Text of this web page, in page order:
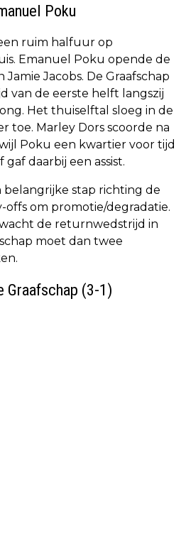
Poku
ruim halfuur op
Emanuel Poku opende de
Jacobs. De Graafschap
van de eerste helft langszij
Het thuiselftal sloeg in de
toe. Marley Dors scoorde na
Poku een kwartier voor tijd
gaf daarbij een assist.
belangrijke stap richting de
offs om promotie/degradatie.
de returnwedstrijd in
moet dan twee
Graafschap (3-1)